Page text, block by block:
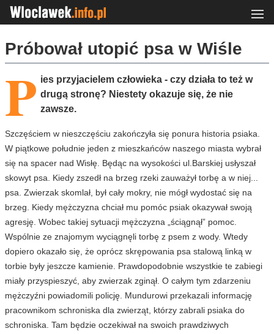
Próbował utopić psa w Wiśle
P ies przyjacielem człowieka - czy działa to też w
drugą stronę? Niestety okazuje się, że nie
zawsze.
Szczęściem w nieszczęściu zakończyła się ponura historia psiaka.
W piątkowe południe jeden z mieszkańców naszego miasta wybrał
się na spacer nad Wisłę. Będąc na wysokości ul.Barskiej usłyszał
skowyt psa. Kiedy zszedł na brzeg rzeki zauważył torbę a w niej...
psa. Zwierzak skomlał, był cały mokry, nie mógł wydostać się na
brzeg. Kiedy mężczyzna chciał mu pomóc psiak okazywał swoją
agresję. Wobec takiej sytuacji mężczyzna „ściągnął” pomoc.
Wspólnie ze znajomym wyciągnęli torbę z psem z wody. Wtedy
dopiero okazało się, że oprócz skrępowania psa stalową linką w
torbie były jeszcze kamienie. Prawdopodobnie wszystkie te zabiegi
miały przyspieszyć, aby zwierzak zginął. O całym tym zdarzeniu
mężczyźni powiadomili policję. Mundurowi przekazali informację
pracownikom schroniska dla zwierząt, którzy zabrali psiaka do
schroniska. Tam będzie oczekiwał na swoich prawdziwych